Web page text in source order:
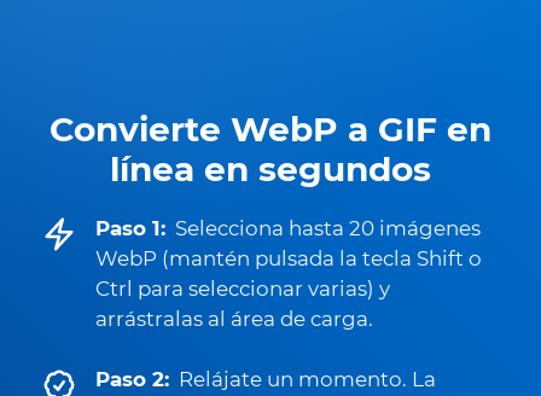
Convierte WebP a GIF en
línea en segundos
Paso 1: Selecciona hasta 20 imágenes
WebP (mantén pulsada la tecla Shift o
Ctrl para seleccionar varias) y
arrástralas al área de carga.
Paso 2: Relájate un momento. La